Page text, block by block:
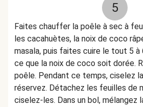
5
Faites chauffer la poêle à sec à
les cacahuètes, la noix de coco
masala, puis faites cuire le tout 5 à
ce que la noix de coco soit dorée.
poêle. Pendant ce temps, ciselez
réservez. Détachez les feuilles de
ciselez-les. Dans un bol, mélangez